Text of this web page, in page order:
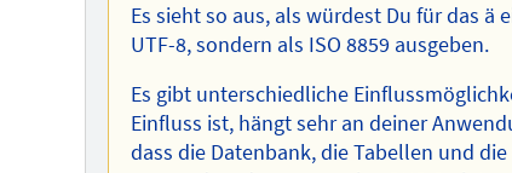
Es sieht so aus, als würdest Du für das ä
UTF-8, sondern als ISO 8859 ausgeben.
Es gibt unterschiedliche
Einfluss ist, hängt sehr an deiner
dass die Datenbank, die Tabellen und